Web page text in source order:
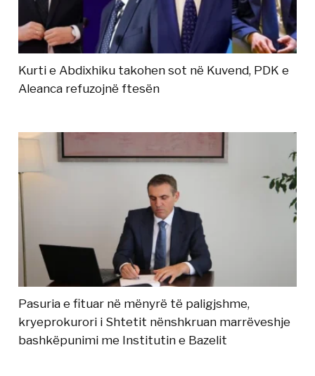
Kurti e Abdixhiku takohen sot në Kuvend, PDK e
Aleanca refuzojnë ftesën
Pasuria e fituar në mënyrë të paligjshme,
kryeprokurori i Shtetit nënshkruan marrëveshje
bashkëpunimi me Institutin e Bazelit